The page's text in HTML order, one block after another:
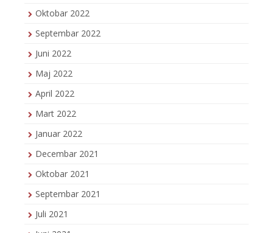
Oktobar 2022
Septembar 2022
Juni 2022
Maj 2022
April 2022
Mart 2022
Januar 2022
Decembar 2021
Oktobar 2021
Septembar 2021
Juli 2021